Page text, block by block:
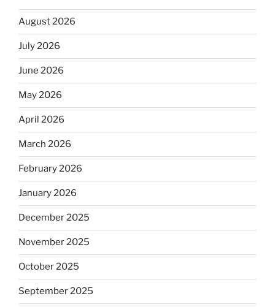
August 2026
July 2026
June 2026
May 2026
April 2026
March 2026
February 2026
January 2026
December 2025
November 2025
October 2025
September 2025